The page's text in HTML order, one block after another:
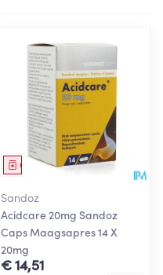
Geneesmiddel
Sandoz
Acidcare 20mg Sandoz
Caps Maagsapres 14 X
20mg
€ 14,51